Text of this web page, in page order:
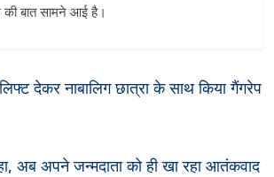
बात सामने आई है।
देकर नाबालिग छात्रा के साथ किया गैंगरेप
अब अपने जन्मदाता को ही खा रहा आतंकवाद